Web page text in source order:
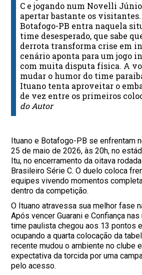
C e jogando num Novelli
apertar bastante os visitantes.
Botafogo-PB entra naquela
time desesperado, que sabe
derrota transforma crise em
cenário aponta para um jogo
com muita disputa física. A
mudar o humor do time
Ituano tenta aproveitar o
de vez entre os primeiros
do Autor
Ituano e Botafogo-PB se enfrentam
25 de maio de 2026, às 20h, no
Itu, no encerramento da oitava
Brasileiro Série C. O duelo coloca
equipes vivendo momentos
dentro da competição.
O Ituano atravessa sua melhor fase
Após vencer Guarani e Confiança
time paulista chegou aos 13 pontos
ocupando a quarta colocação da
recente mudou o ambiente no clube
expectativa da torcida por uma
pelo acesso.